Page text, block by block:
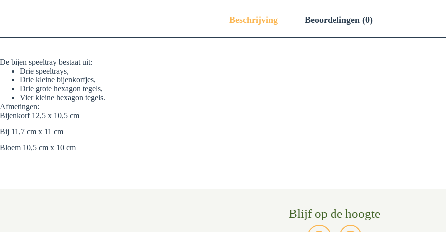
Beschrijving Beoordelingen (0)
De bijen speeltray bestaat uit:
Drie speeltrays,
Drie kleine bijenkorfjes,
Drie grote hexagon tegels,
Vier kleine hexagon tegels.
Afmetingen:
Bijenkorf 12,5 x 10,5 cm
Bij 11,7 cm x 11 cm
Bloem 10,5 cm x 10 cm
Blijf op de hoogte